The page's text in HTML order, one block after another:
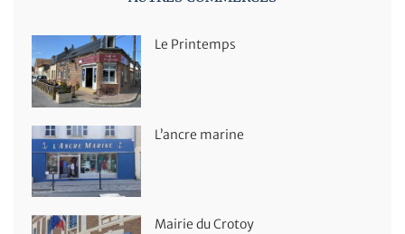
Le Printemps
L’ancre marine
Mairie du Crotoy